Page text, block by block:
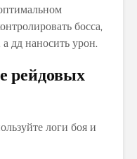
босса‚
дд наносить урон.
рейдовых
логи боя и